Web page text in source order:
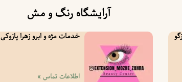
آرایشگاه رنگ و مش
خدمات مژه و ابرو زهرا پازوکی
اطلاعات تماس »